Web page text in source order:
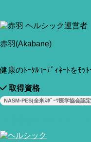
赤羽(Akabane)
健康のﾄｰﾀﾙｺｰﾃﾞｨﾈｰﾄをﾓ
取得資格
NASM-PES(全米ｽﾎﾟｰﾂ医学協会認
赤羽(Akabane)
今回はプル系種目で最
す。